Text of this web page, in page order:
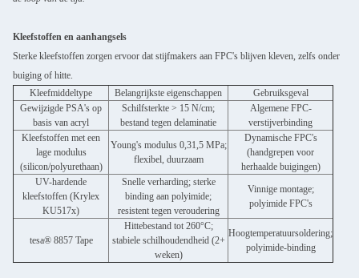
Kleefstoffen en aanhangsels
Sterke kleefstoffen zorgen ervoor dat stijfmakers aan FPC's blijven kleven, zelfs onder
buiging of hitte.
Kleefmiddeltype
Belangrijkste eigenschappen
Gebruiksgeval
Gewijzigde PSA's op
basis van acryl
Schilfsterkte > 15 N/cm;
bestand tegen delaminatie
Algemene FPC-
verstijverbinding
Kleefstoffen met een
lage modulus
(silicon/polyurethaan)
Young's modulus 0,3­1,5 MPa;
flexibel, duurzaam
Dynamische FPC's
(handgrepen voor
herhaalde buigingen)
UV-hardende
kleefstoffen (Krylex
KU517x)
Snelle verharding; sterke
binding aan polyimide;
resistent tegen veroudering
Vinnige montage;
polyimide FPC's
tesa® 8857 Tape
Hittebestand tot 260°C;
stabiele schilhoudendheid (2+
weken)
Hoogtemperatuursoldering;
polyimide-binding